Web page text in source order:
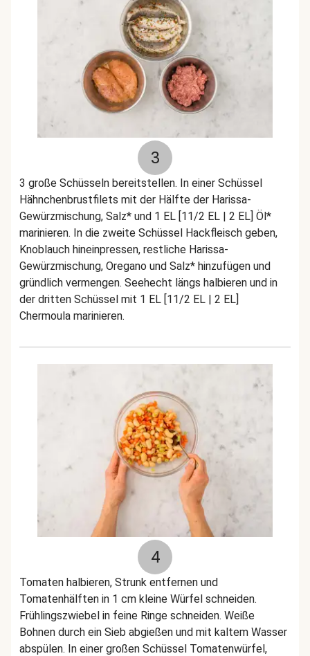
3
3 große Schüsseln bereitstellen. In einer Schüssel
Hähnchenbrustfilets mit der Hälfte der Harissa-
Gewürzmischung, Salz* und 1 EL [11/2 EL | 2 EL] Öl*
marinieren. In die zweite Schüssel Hackfleisch geben,
Knoblauch hineinpressen, restliche Harissa-
Gewürzmischung, Oregano und Salz* hinzufügen und
gründlich vermengen. Seehecht längs halbieren und in
der dritten Schüssel mit 1 EL [11/2 EL | 2 EL]
Chermoula marinieren.
4
Tomaten halbieren, Strunk entfernen und
Tomatenhälften in 1 cm kleine Würfel schneiden.
Frühlingszwiebel in feine Ringe schneiden. Weiße
Bohnen durch ein Sieb abgießen und mit kaltem Wasser
abspülen. In einer großen Schüssel Tomatenwürfel,